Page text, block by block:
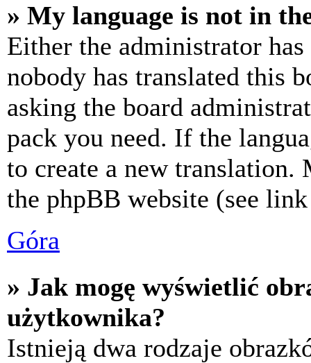
» My language is not in
Either the administrator
nobody has translated this
asking the board
pack you need. If the
to create a new
the phpBB website (see
Góra
» Jak mogę wyświetlić
użytkownika?
Istnieją dwa rodzaje